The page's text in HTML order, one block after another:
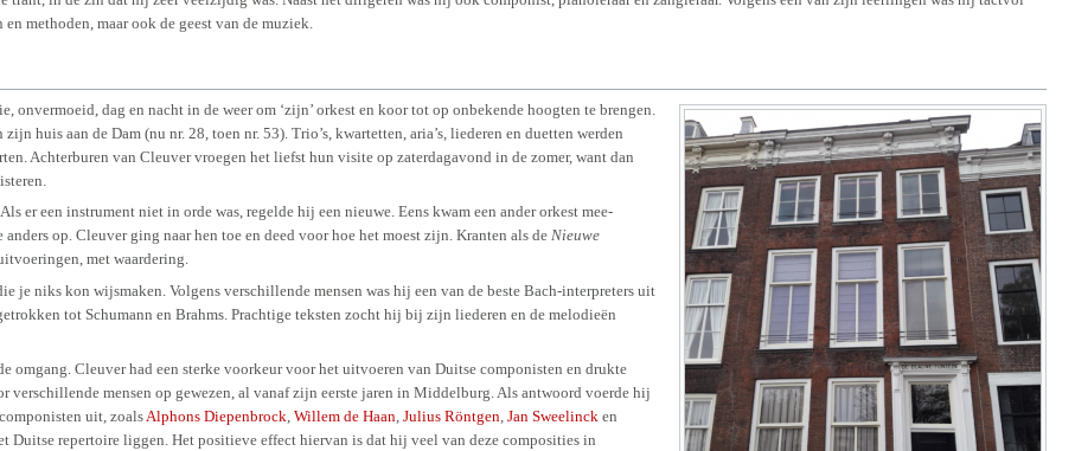
methoden, maar ook de geest van de muziek.
onvermoeid, dag en nacht in de weer om ‘zijn’ orkest en koor tot op onbekende hoogten te brengen.
huis aan de Dam (nu nr. 28, toen nr. 53). Trio’s, kwartetten, aria’s, liederen en duetten werden
Achterburen van Cleuver vroegen het liefst hun visite op zaterdagavond in de zomer, want dan
er een instrument niet in orde was, regelde hij een nieuwe. Eens kwam een ander orkest mee-
anders op. Cleuver ging naar hen toe en deed voor hoe het moest zijn. Kranten als de Nieuwe
met waardering.
je niks kon wijsmaken. Volgens verschillende mensen was hij een van de beste Bach-interpreters uit
tot Schumann en Brahms. Prachtige teksten zocht hij bij zijn liederen en de melodieën
Cleuver had een sterke voorkeur voor het uitvoeren van Duitse componisten en drukte
mensen op gewezen, al vanaf zijn eerste jaren in Middelburg. Als antwoord voerde hij
uit, zoalsAlphons Diepenbrock, Willem de Haan, Julius Röntgen, Jan Sweelinck en
Duitse repertoire liggen. Het positieve effect hiervan is dat hij veel van deze composities in